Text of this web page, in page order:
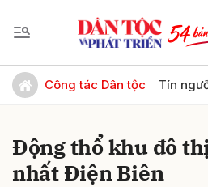
Công tác Dân tộc Tín
Động thổ khu đô
nhất Điện Biên
Gửi bình luận